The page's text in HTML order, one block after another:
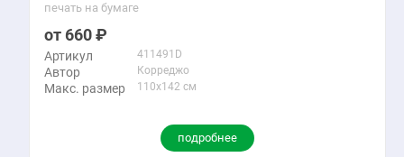
печать на бумаге
660
Артикул 411491D
Автор Корреджо
Макс. размер 110x142 см
подробнее